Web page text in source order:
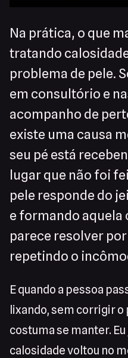
Na prática, o que
tratando
problema de pele.
em consultório e
acompanho de
existe uma causa
seu pé está
lugar que não foi
pele responde do
e formando aquela
parece resolver
repetindo o
E quando a pessoa
lixando, sem corrigir o
costuma se manter.
calosidade voltou no